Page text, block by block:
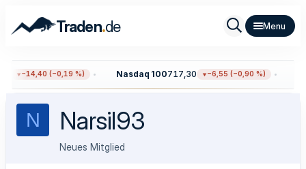
Traden.de
−14,40 (−0,19 %) Nasdaq 100717,30 −6,55 (−0,90 %)
N Narsil93
Neues Mitglied